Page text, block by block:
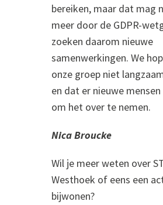
bereiken, maar dat mag
meer door de GDPR-
zoeken daarom nieuwe
samenwerkingen. We
onze groep niet
en dat er nieuwe
om het over te nemen.
Nica Broucke
Wil je meer weten over
Westhoek of eens een
bijwonen?